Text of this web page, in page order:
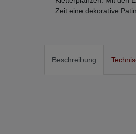
Zeit eine dekorative
Beschreibung